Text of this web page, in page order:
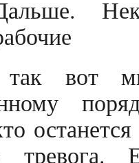
вот
тревога.